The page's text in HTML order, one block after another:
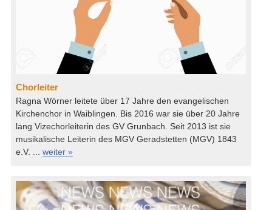
Chorleiter
Ragna Wörner leitete über 17 Jahre den evangelischen
Kirchenchor in Waiblingen. Bis 2016 war sie über 20 Jahre
lang Vizechorleiterin des GV Grunbach. Seit 2013 ist sie
musikalische Leiterin des MGV Geradstetten (MGV) 1843
e.V. ...weiter »